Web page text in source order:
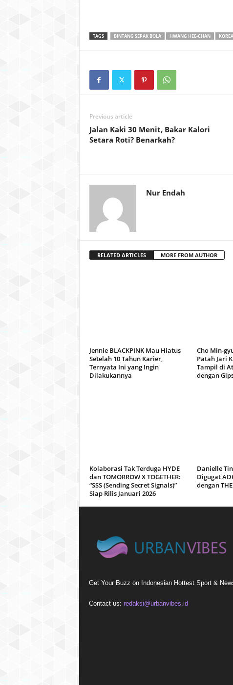
TAGS BINTANG SEPAK BOLA HWANG HEE-CHAN KOREA
Previous article
Jalan Kaki 30 Menit, Bakar Kalori
Setara Roti? Benarkah?
Nur Endah
RELATED ARTICLES MORE FROM AUTHOR
Jennie BLACKPINK Mau Hiatus
Setelah 10 Tahun Karier,
Ternyata Ini yang Ingin
Dilakukannya
Cho Min-
Patah Jari
Tampil di
dengan
Kolaborasi Tak Terduga HYDE
dan TOMORROW X TOGETHER:
“SSS (Sending Secret Signals)”
Siap Rilis Januari 2026
Danielle
Digugat
dengan
Get Your Buzz on Indonesian Hottest Sport &
Contact us: redaksi@urbanvibes.id